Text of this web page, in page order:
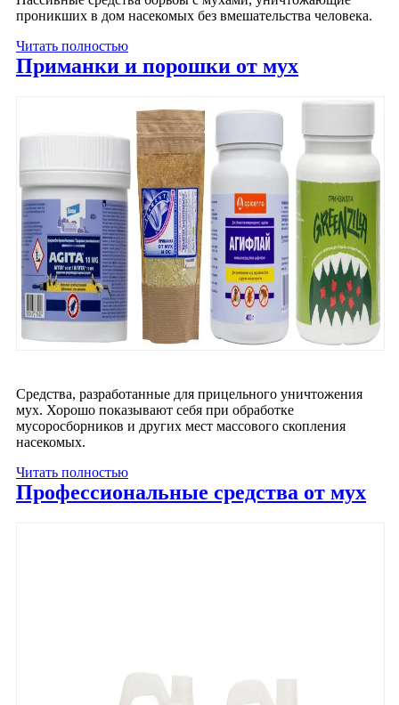
проникших в дом насекомых без вмешательства человека.
Читать полностью
Приманки и порошки от мух
Средства, разработанные для прицельного уничтожения
мух. Хорошо показывают себя при обработке
мусоросборников и других мест массового скопления
насекомых.
Читать полностью
Профессиональные средства от мух